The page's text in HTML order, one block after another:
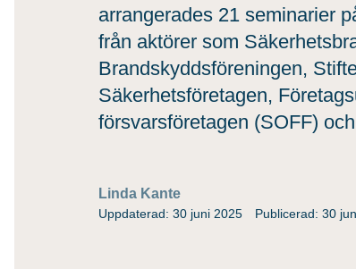
arrangerades 21 seminarier
från aktörer som
Brandskyddsföreningen,
Säkerhetsföretagen,
försvarsföretagen (SOFF)
Linda Kante
Uppdaterad: 30 juni 2025 Publicerad: 30